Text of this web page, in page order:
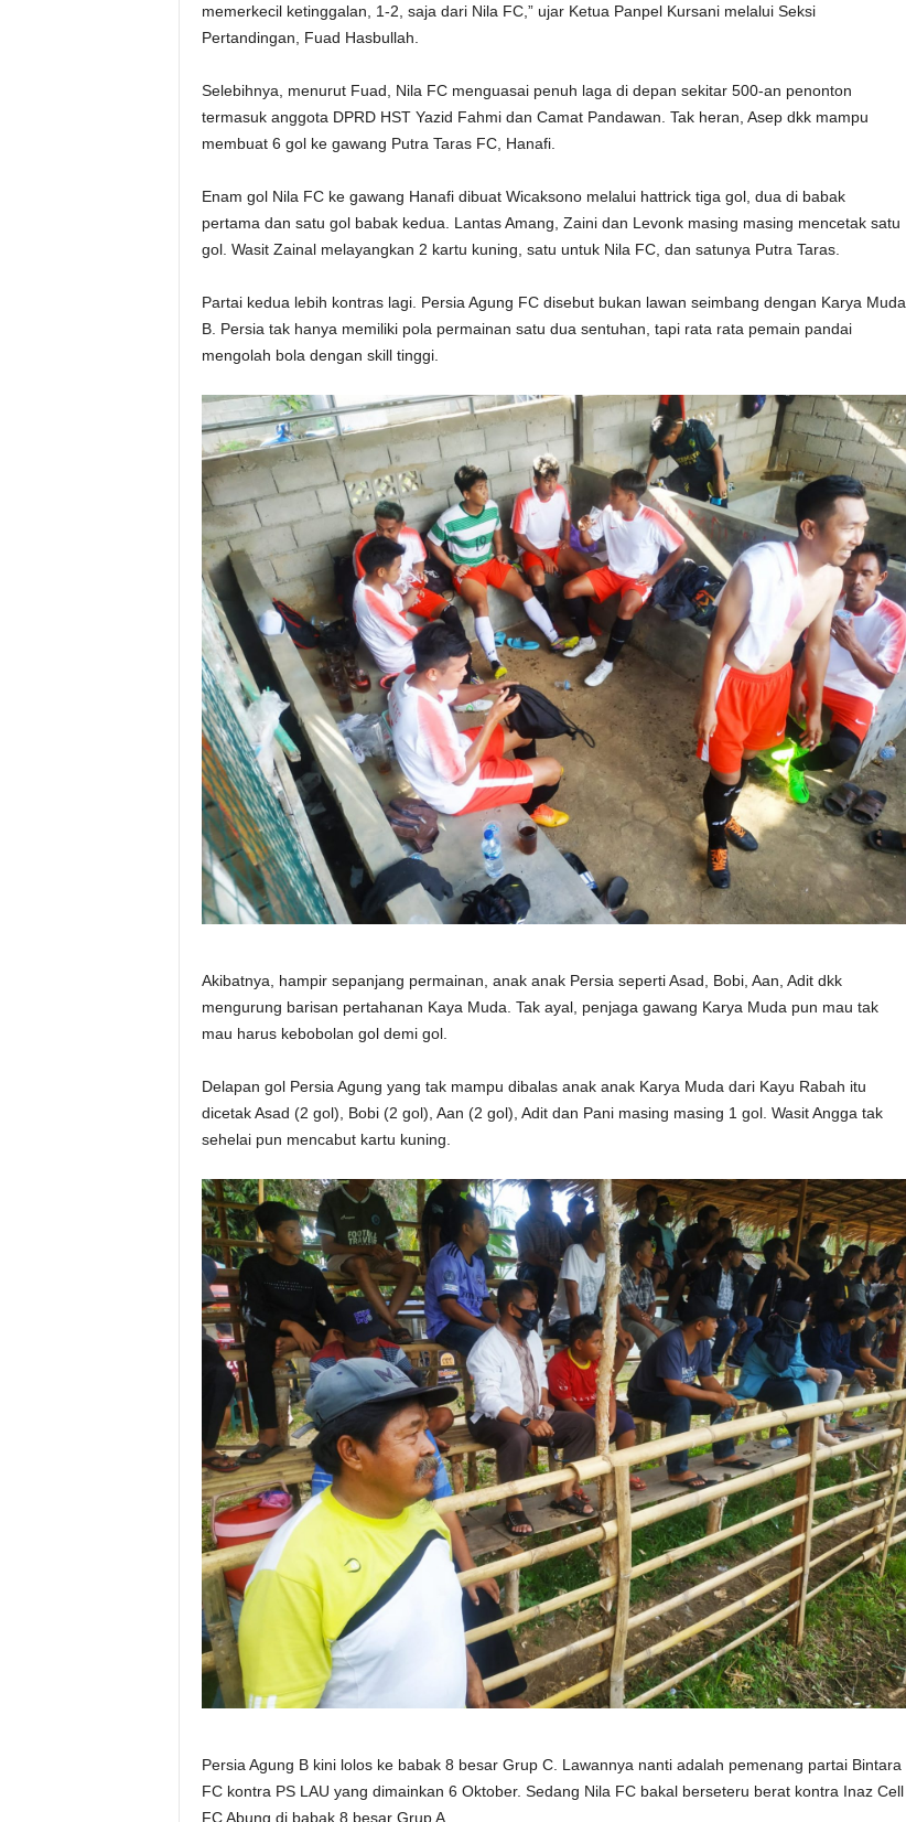
memerkecil ketinggalan, 1-2, saja dari Nila FC,” ujar Ketua Panpel Kursani melalui Seksi
Pertandingan, Fuad Hasbullah.
Selebihnya, menurut Fuad, Nila FC menguasai penuh laga di depan sekitar 500-an penonton
termasuk anggota DPRD HST Yazid Fahmi dan Camat Pandawan. Tak heran, Asep dkk mampu
membuat 6 gol ke gawang Putra Taras FC, Hanafi.
Enam gol Nila FC ke gawang Hanafi dibuat Wicaksono melalui hattrick tiga gol, dua di babak
pertama dan satu gol babak kedua. Lantas Amang, Zaini dan Levonk masing masing mencetak satu
gol. Wasit Zainal melayangkan 2 kartu kuning, satu untuk Nila FC, dan satunya Putra Taras.
Partai kedua lebih kontras lagi. Persia Agung FC disebut bukan lawan seimbang dengan Karya Muda
B. Persia tak hanya memiliki pola permainan satu dua sentuhan, tapi rata rata pemain pandai
mengolah bola dengan skill tinggi.
Akibatnya, hampir sepanjang permainan, anak anak Persia seperti Asad, Bobi, Aan, Adit dkk
mengurung barisan pertahanan Kaya Muda. Tak ayal, penjaga gawang Karya Muda pun mau tak
mau harus kebobolan gol demi gol.
Delapan gol Persia Agung yang tak mampu dibalas anak anak Karya Muda dari Kayu Rabah itu
dicetak Asad (2 gol), Bobi (2 gol), Aan (2 gol), Adit dan Pani masing masing 1 gol. Wasit Angga tak
sehelai pun mencabut kartu kuning.
Persia Agung B kini lolos ke babak 8 besar Grup C. Lawannya nanti adalah pemenang partai Bintara
FC kontra PS LAU yang dimainkan 6 Oktober. Sedang Nila FC bakal berseteru berat kontra Inaz Cell
FC Abung di babak 8 besar Grup A.